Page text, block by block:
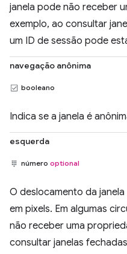
janela pode não receber
exemplo, ao consultar
um ID de sessão pode
navegação anônima
booleano
Indica se a janela é
esquerda
número optional
O deslocamento da
em pixels. Em algumas
não receber uma
consultar janelas